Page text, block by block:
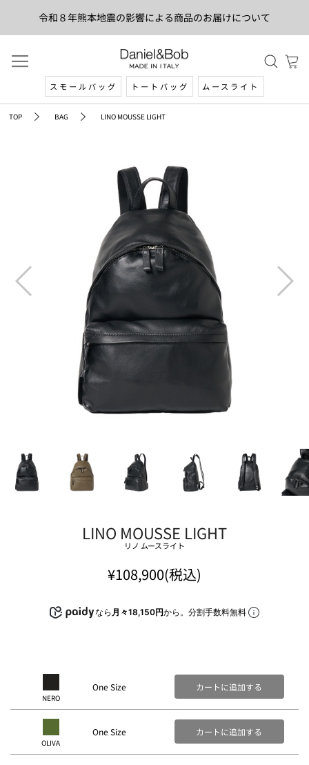
令和８年熊本地震の影響による商品のお届けについて
スモールバッグ トートバッグ ムースライト
TOP BAG LINO MOUSSE LIGHT
prev next
LINO MOUSSE LIGHT
リノ ムースライト
¥108,900(税込)
なら 月々18,150円から。分割手数料無料
NERO
One Size カートに追加する
OLIVA
One Size カートに追加する